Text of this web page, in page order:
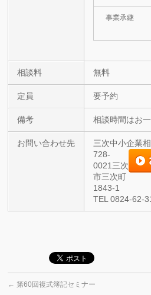
事業承継
相談料 無料
定員 要予約
備考 相談時間はお
お問い合わせ先
三次中小企業
728-
0021三次
市三次町
1843-1
TEL 0824-62-
← 第60回複式簿記セミナー